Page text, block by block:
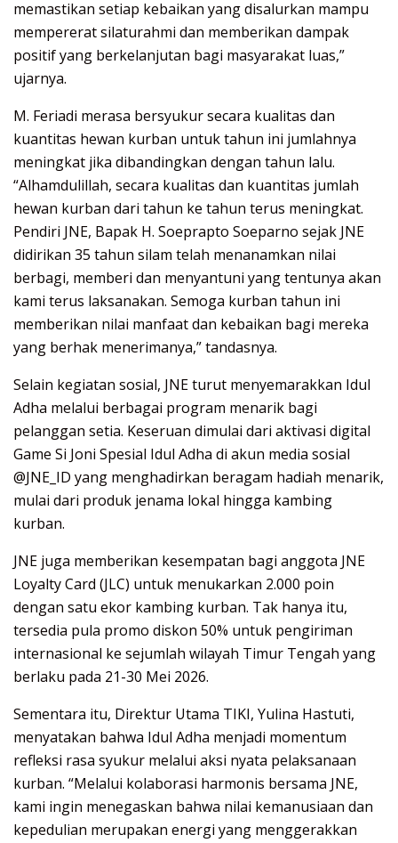
memastikan setiap kebaikan yang disalurkan mampu
mempererat silaturahmi dan memberikan dampak
positif yang berkelanjutan bagi masyarakat luas,”
ujarnya.
M. Feriadi merasa bersyukur secara kualitas dan
kuantitas hewan kurban untuk tahun ini jumlahnya
meningkat jika dibandingkan dengan tahun lalu.
“Alhamdulillah, secara kualitas dan kuantitas jumlah
hewan kurban dari tahun ke tahun terus meningkat.
Pendiri JNE, Bapak H. Soeprapto Soeparno sejak JNE
didirikan 35 tahun silam telah menanamkan nilai
berbagi, memberi dan menyantuni yang tentunya akan
kami terus laksanakan. Semoga kurban tahun ini
memberikan nilai manfaat dan kebaikan bagi mereka
yang berhak menerimanya,” tandasnya.
Selain kegiatan sosial, JNE turut menyemarakkan Idul
Adha melalui berbagai program menarik bagi
pelanggan setia. Keseruan dimulai dari aktivasi digital
Game Si Joni Spesial Idul Adha di akun media sosial
@JNE_ID yang menghadirkan beragam hadiah menarik,
mulai dari produk jenama lokal hingga kambing
kurban.
JNE juga memberikan kesempatan bagi anggota JNE
Loyalty Card (JLC) untuk menukarkan 2.000 poin
dengan satu ekor kambing kurban. Tak hanya itu,
tersedia pula promo diskon 50% untuk pengiriman
internasional ke sejumlah wilayah Timur Tengah yang
berlaku pada 21-30 Mei 2026.
Sementara itu, Direktur Utama TIKI, Yulina Hastuti,
menyatakan bahwa Idul Adha menjadi momentum
refleksi rasa syukur melalui aksi nyata pelaksanaan
kurban. “Melalui kolaborasi harmonis bersama JNE,
kami ingin menegaskan bahwa nilai kemanusiaan dan
kepedulian merupakan energi yang menggerakkan